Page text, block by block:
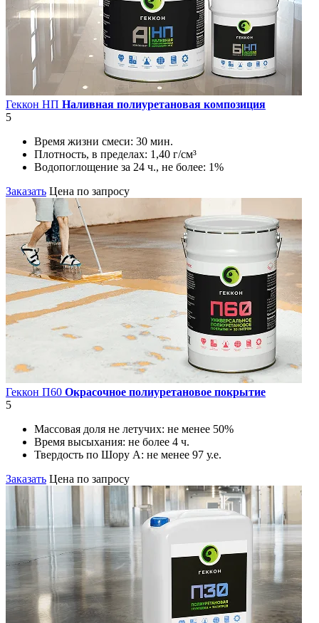
Геккон НП Наливная полиуретановая композиция
5
Время жизни смеси: 30 мин.
Плотность, в пределах: 1,40 г/см³
Водопоглощение за 24 ч., не более: 1%
Заказать Цена по запросу
Геккон П60 Окрасочное полиуретановое покрытие
5
Массовая доля не летучих: не менее 50%
Время высыхания: не более 4 ч.
Твердость по Шору А: не менее 97 у.е.
Заказать Цена по запросу